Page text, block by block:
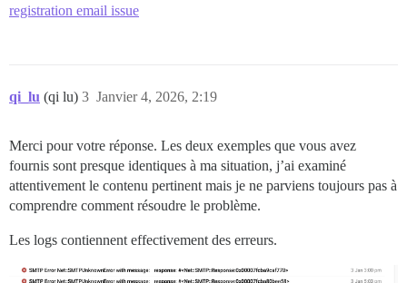
registration email issue
qi_lu (qi lu) Janvier 4, 2026, 2:19
3
Merci pour votre réponse. Les deux exemples que vous avez
fournis sont presque identiques à ma situation, j’ai examiné
attentivement le contenu pertinent mais je ne parviens toujours pas à
comprendre comment résoudre le problème.
Les logs contiennent effectivement des erreurs.